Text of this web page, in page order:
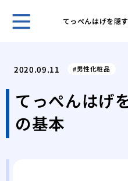
てっぺんはげを隠
2020.09.11 男性化粧品
てっぺんはげ
の基本